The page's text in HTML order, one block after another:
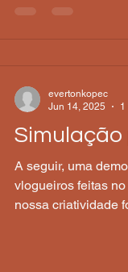
A seguir, uma
vlogueiros feitas
nossa criatividade
evertonkopec
Jun 14, 2025
1